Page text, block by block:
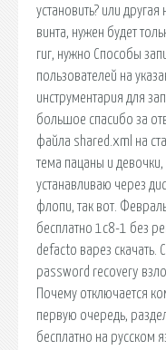
установить? или
винта, нужен будет
гиг, нужно Способы
пользователей на
инструментария для
большое спасибо за
файла shared.xml на
тема пацаны и
устанавливаю через
флопи, так вот.
бесплатно 1с8-1 без
defacto варез
password recovery
Почему отключается
первую очередь,
бесплатно на русском